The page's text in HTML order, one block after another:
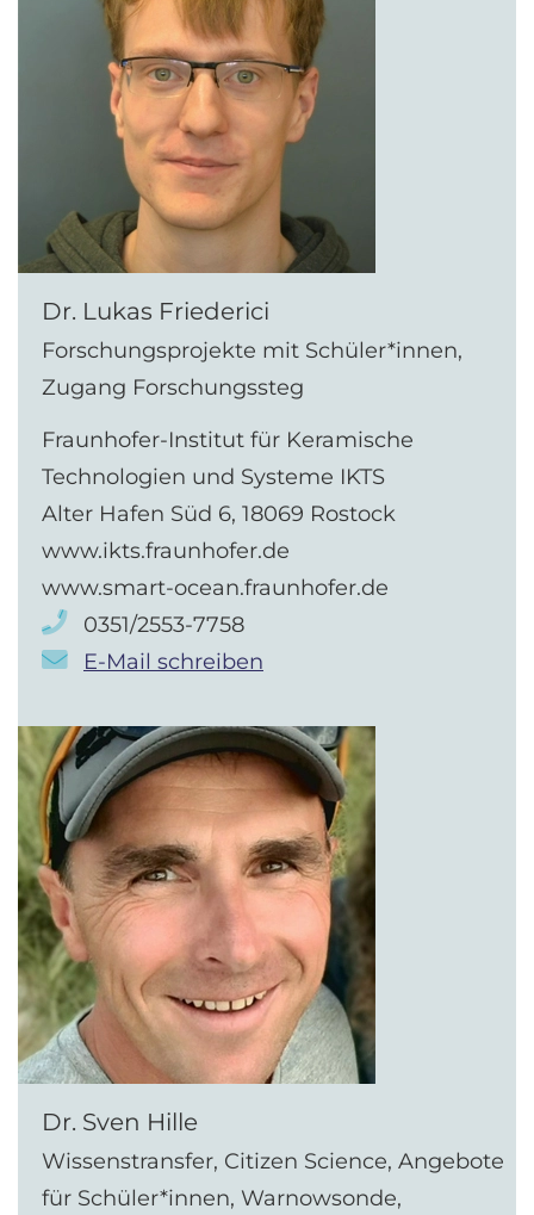
Dr. Lukas Friederici
Forschungsprojekte mit Schüler*innen,
Zugang Forschungssteg
Fraunhofer-Institut für Keramische
Technologien und Systeme IKTS
Alter Hafen Süd 6, 18069 Rostock
www.ikts.fraunhofer.de
www.smart-ocean.fraunhofer.de
0351/2553-7758
E-Mail schreiben
Dr. Sven Hille
Wissenstransfer, Citizen Science, Angebote
für Schüler*innen, Warnowsonde,